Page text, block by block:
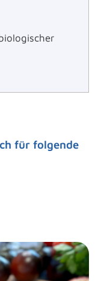
für folgende